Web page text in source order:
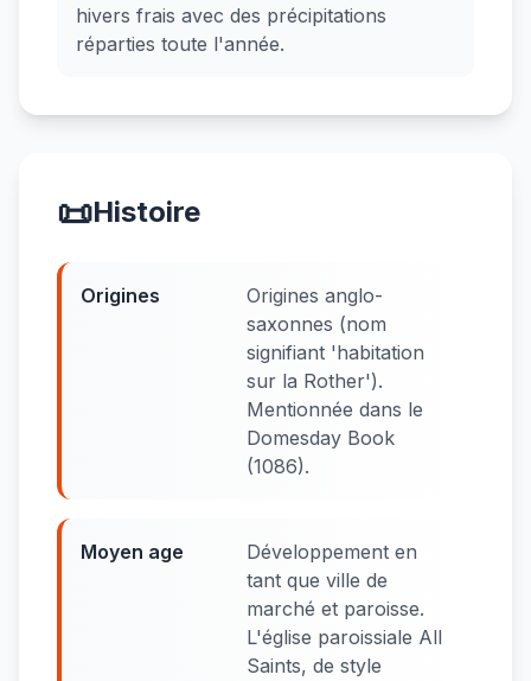
hivers frais avec des précipitations
réparties toute l'année.
📜Histoire
Origines
Origines anglo-
saxonnes (nom
signifiant 'habitation
sur la Rother').
Mentionnée dans le
Domesday Book
(1086).
Moyen age
Développement en
tant que ville de
marché et paroisse.
L'église paroissiale All
Saints, de style